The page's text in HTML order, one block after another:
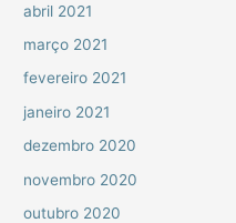
abril 2021
março 2021
fevereiro 2021
janeiro 2021
dezembro 2020
novembro 2020
outubro 2020